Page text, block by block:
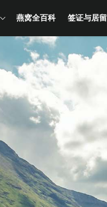
燕窝全百科 签证与居留